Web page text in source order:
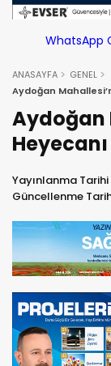
WhatsApp
ANASAYFA
GENEL
Aydoğan
Aydoğan
Yayınlanma Tarihi
Güncellenme